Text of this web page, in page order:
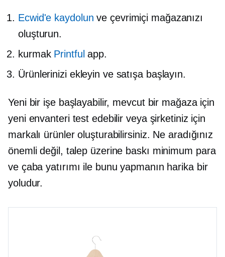
Ecwid'e kaydolun ve çevrimiçi mağazanızı
oluşturun.
kurmak Printful app.
Ürünlerinizi ekleyin ve satışa başlayın.
Yeni bir işe başlayabilir, mevcut bir mağaza için
yeni envanteri test edebilir veya şirketiniz için
markalı ürünler oluşturabilirsiniz. Ne aradığınız
önemli değil, talep üzerine baskı minimum para
ve çaba yatırımı ile bunu yapmanın harika bir
yoludur.